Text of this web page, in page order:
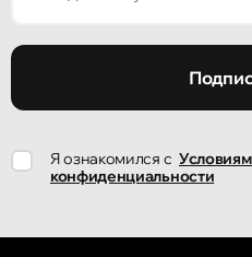
Я ознакомился с
конфиденциальности